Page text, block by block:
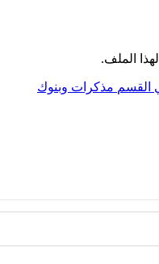
الملف.
القسم مذكرات وبنوك